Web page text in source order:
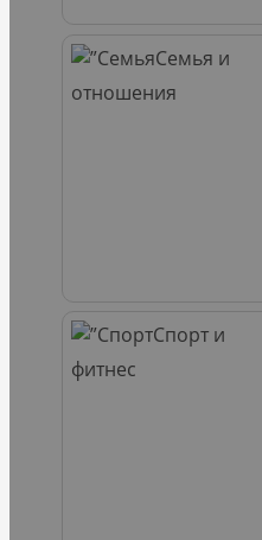
Семья и
отношения
Спорт и
фитнес